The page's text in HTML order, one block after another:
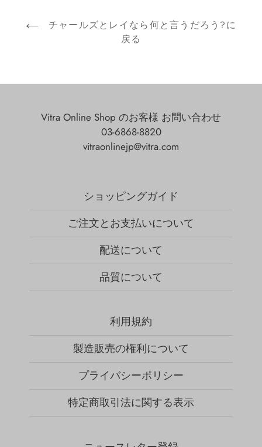
チャールズとレイなら何と言うだろう?に
戻る
Vitra Online Shop のお客様 お問い合わせ
03-6868-8820
vitraonlinejp@vitra.com
ショッピングガイド
ご注文とお支払いについて
配送について
品質について
利用規約
製造販売の権利について
プライバシーポリシー
特定商取引法に関する表示